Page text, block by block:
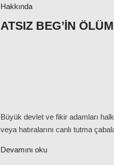
Hakkında
ATSIZ BEG’IN
Büyük devlet ve fikir adamları
veya hatıralarını canlı tutma
Devamını oku